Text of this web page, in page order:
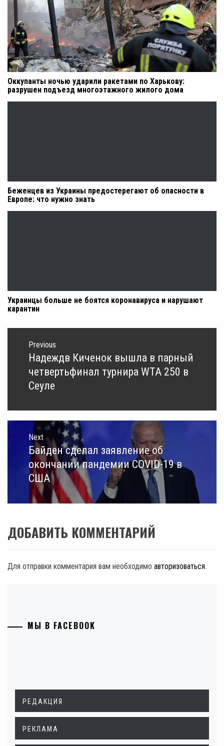
Оккупанты ночью ударили ракетами по Харькову:
разрушен подъезд многоэтажного жилого дома
Беженцев из Украины предостерегают об опасности в
Европе: что нужно знать
Украинцы больше не боятся коронавируса и нарушают
карантин
Навигация
записям
Previous
Previous
post:
Надеждв Киченок вышла в парный
четвертьфинал турнира WTA 250 в
Сеуле
Next
Next
post:
Байден сделал заявление об
окончании пандемии COVID-19 в
США
ДОБАВИТЬ КОММЕНТАРИЙ
Для отправки комментария вам необходимо авторизоваться.
МЫ В FACEBOOK
РЕДАКЦИЯ
РЕКЛАМА